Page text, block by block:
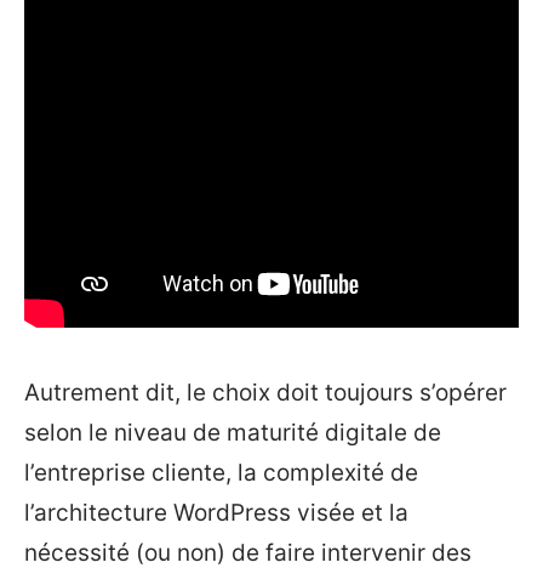
Autrement dit, le choix doit toujours s’opérer
selon le niveau de maturité digitale de
l’entreprise cliente, la complexité de
l’architecture WordPress visée et la
nécessité (ou non) de faire intervenir des